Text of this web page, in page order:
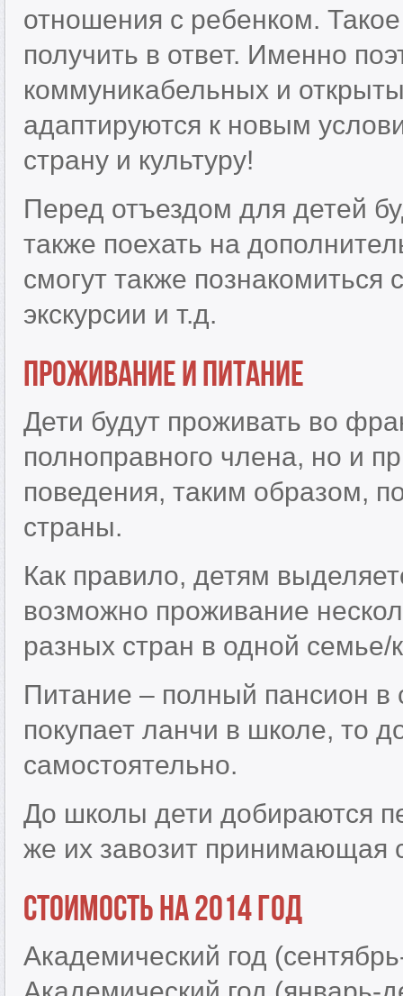
отношения с ребенком.
получить в ответ. Именно
коммуникабельных и
адаптируются к новым
страну и культуру!
Перед отъездом для детей
также поехать на
смогут также познакомиться
экскурсии и т.д.
Проживание и питание
Дети будут проживать во
полноправного члена, но и
поведения, таким образом,
страны.
Как правило, детям
возможно проживание
разных стран в одной семье/
Питание – полный пансион в
покупает ланчи в школе, то
самостоятельно.
До школы дети добираются
же их завозит принимающая
Стоимость на 2014 год
Академический год